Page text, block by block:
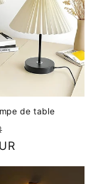
de table
promotionnel